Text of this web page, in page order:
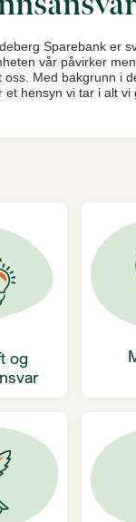
Sparebank er
vår påvirker
oss. Med bakgrunn i
et hensyn vi tar i alt vi
og